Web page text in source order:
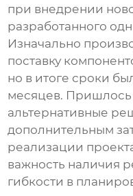
при внедрении
разработанного
Изначально
поставку
но в итоге сроки
месяцев. Пришлось
альтернативные
дополнительным
реализации
важность наличия
гибкости в